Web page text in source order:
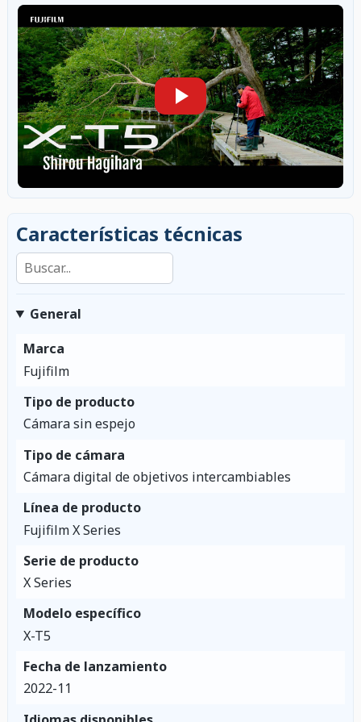
Características técnicas
Buscar en las características
General
Marca
Fujifilm
Tipo de producto
Cámara sin espejo
Tipo de cámara
Cámara digital de objetivos intercambiables
Línea de producto
Fujifilm X Series
Serie de producto
X Series
Modelo específico
X-T5
Fecha de lanzamiento
2022-11